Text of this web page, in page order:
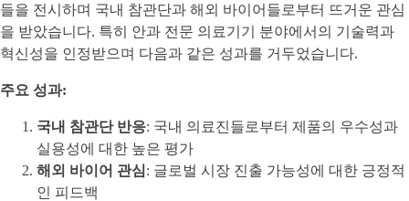
들을 전시하며 국내 참관단과 해외 바이어들로부터 뜨거운 관심
을 받았습니다. 특히 안과 전문 의료기기 분야에서의 기술력과
혁신성을 인정받으며 다음과 같은 성과를 거두었습니다.
주요 성과:
국내 참관단 반응: 국내 의료진들로부터 제품의 우수성과
실용성에 대한 높은 평가
해외 바이어 관심 : 글로벌 시장 진출 가능성에 대한 긍정적
인 피드백